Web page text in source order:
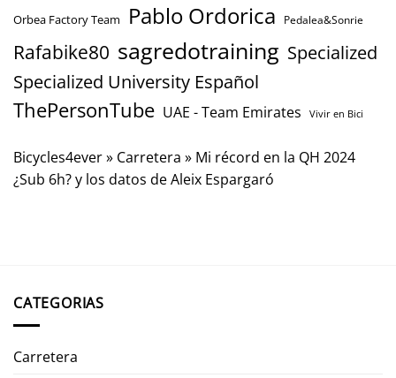
Orbea Factory Team Pablo Ordorica Pedalea&Sonrie
Rafabike80 sagredotraining Specialized
Specialized University Español
ThePersonTube UAE - Team Emirates Vivir en Bici
Bicycles4ever» Carretera » Mi récord en la QH 2024
¿Sub 6h? y los datos de Aleix Espargaró
CATEGORIAS
Carretera